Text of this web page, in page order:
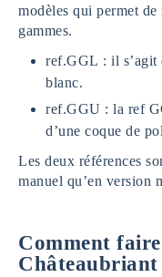
modèles qui permet de
gammes.
ref.GGL : il s’agit
blanc.
ref.GGU : la ref
d’une coque de
Les deux références
manuel qu’en version
Comment
Châteaubriant